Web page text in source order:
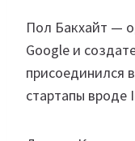
Пол Бакхайт —
Google и
присоединился
стартапы вроде